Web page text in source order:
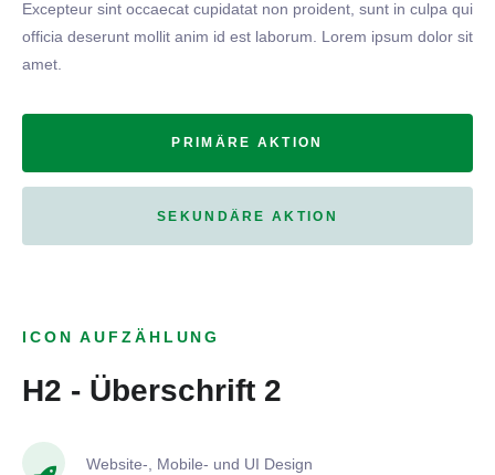
Excepteur sint occaecat cupidatat non proident, sunt in culpa qui
officia deserunt mollit anim id est laborum. Lorem ipsum dolor sit
amet.
PRIMÄRE AKTION
SEKUNDÄRE AKTION
ICON AUFZÄHLUNG
H2 - Überschrift 2
Website-, Mobile- und UI Design